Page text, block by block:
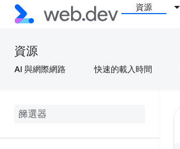
資源
資源
AI 與網際網路 快速的載入時間